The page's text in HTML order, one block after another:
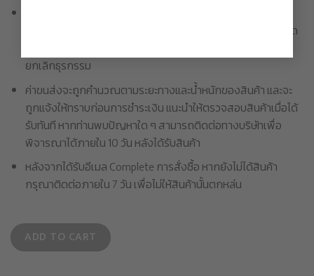
ป้องกันเท่านั้น รอยบุบหรือรอยขีดข่วนบนกล่องบรรจุภัณฑ์ที่เกิด
ยกเลิกธุรกรรม
ค่าขนส่งจะถูกคำนวณตามระยะทางและน้ำหนักของสินค้า และจะ
ถูกแจ้งให้ทราบก่อนการชำระเงิน แนะนำให้ตรวจสอบสินค้าเมื่อได้
รับทันที หากท่านพบปัญหาใด ๆ สามารถติดต่อทางบริษัทเพื่อ
พิจารณาได้ภายใน 10 วัน หลังได้รับสินค้า
หลังจากได้รับอีเมล Complete การสั่งซื้อ หากยังไม่ได้สินค้า
กรุณาติดต่อภายใน 7 วัน เพื่อไม่ให้สินค้านั้นตกหล่น
ADD TO CART